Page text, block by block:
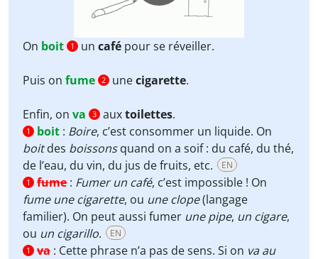
On boit 1 un café pour se réveiller.
Puis on fume 2 unecigarette.
Enfin, on va 3 auxtoilettes.
1 boit : Boire, c’est consommer un liquide. On
boitdes boissonsquand on a soif : du café, du thé,
de l’eau, du vin, du jus de fruits, etc.
EN
1 fume : Fumer un café, c’est impossible ! On
fume une cigarette, ou une clope(langage
familier). On peut aussi fumer une pipe, un cigare,
ou un cigarillo. EN
1 va : Cette phrase n’a pas de sens. Si on va au